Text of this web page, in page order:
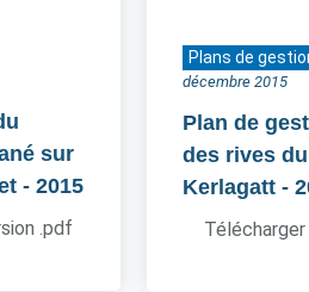
sur
- 2015
.pdf
Plans de
décembre 2015
Plan de
des rives
Kerlagatt -